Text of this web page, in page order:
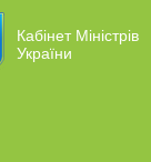
Кабінет Міністрів
України